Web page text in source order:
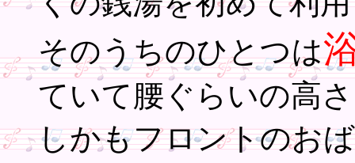
そのうちのひとつは
ていて腰ぐらいの高
しかもフロントのお